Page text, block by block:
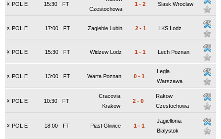
x POL E FT
15:30
Czestochowa
1 - 2 Slask Wroclaw
x POL E FT
17:00 Zaglebie Lubin 2 - 1 LKS Lodz
x POL E FT
15:30 Widzew Lodz 1 - 1 Lech Poznan
x POL E FT
13:00 Warta Poznan 0 - 1
Legia
Warszawa
x POL E FT
10:30
Cracovia
Krakow
2 - 0
Rakow
Czestochowa
x POL E FT
18:00 Piast Gliwice 1 - 1
Jagiellonia
Bialystok